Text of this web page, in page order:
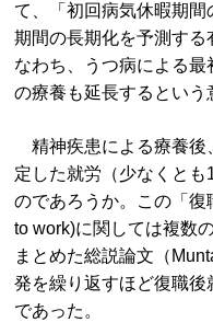
て、「初回病気休暇期
期間の長期化を予測す
なわち、うつ病による最
の療養も延長するという
精神疾患による療養後
定した就労（少なくと
のであろうか。この「
to work)に関しては複数
まとめた総説論文（
発を繰り返すほど復職
であった。